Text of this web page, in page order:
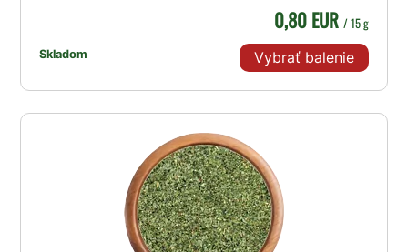
Skladom
0,80 EUR / 15 g
Vybrať balenie